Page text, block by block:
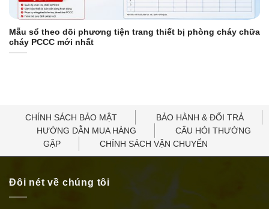
Mẫu sổ theo dõi phương tiện trang thiết bị phòng cháy chữa
cháy PCCC mới nhất
CHÍNH SÁCH BẢO MẬT
BẢO HÀNH & ĐỔI TRẢ
HƯỚNG DẪN MUA HÀNG
CÂU HỎI THƯỜNG
GẶP
CHÍNH SÁCH VẬN CHUYỂN
Đôi nét về chúng tôi